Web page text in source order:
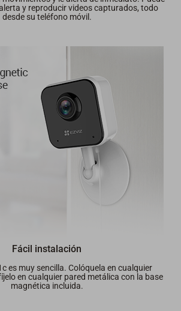
y reproducir videos capturados, todo
desde su teléfono móvil.
Fácil instalación
es muy sencilla. Colóquela en cualquier
en cualquier pared metálica con la base
magnética incluida.